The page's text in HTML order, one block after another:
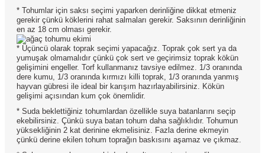
* Tohumlar için saksı seçimi yaparken derinliğine dikkat etmeniz
gerekir çünkü köklerini rahat salmaları gerekir. Saksının derinliğinin
en az 18 cm olması gerekir.
* Üçüncü olarak toprak seçimi yapacağız. Toprak çok sert ya da
yumuşak olmamalıdır çünkü çok sert ve geçirimsiz toprak kökün
gelişimini engeller. Torf kullanmanız tavsiye edilmez. 1/3 oranında
dere kumu, 1/3 oranında kırmızı killi toprak, 1/3 oranında yanmış
hayvan gübresi ile ideal bir karışım hazırlayabilirsiniz. Kökün
gelişimi açısından kum çok önemlidir.
* Suda beklettiğiniz tohumlardan özellikle suya batanlarını seçip
ekebilirsiniz. Çünkü suya batan tohum daha sağlıklıdır. Tohumun
yüksekliğinin 2 kat derinine ekmelisiniz. Fazla derine ekmeyin
çünkü derine ekilen tohum toprağın baskısını aşamaz ve çıkmaz.